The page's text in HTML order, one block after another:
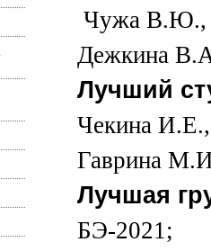
Чужа В.Ю.,
Дежкина
Лучший
Чекина И.Е.,
Гаврина
Лучшая
БЭ-2021;